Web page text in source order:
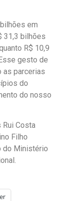
em
31,3 bilhões
R$ 10,9
gesto de
as parcerias
do
do nosso
Costa
Filho
do Ministério